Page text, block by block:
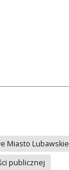
Miasto Lubawskie
publicznej